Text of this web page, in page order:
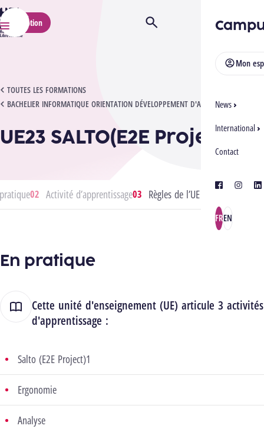
HELMo
Menu
Mon
News
International
Contact
facebook
FREN
Inscription Ouvrir/Fermer la recherche
TOUTES LES FORMATIONS
BACHELIER INFORMATIQUE ORIENTATION DÉVELOPPEMENT D'APPLICATIONS
UE23 SALTO(E2E PROJECTS)1
UE23 SALTO(E2E Projects)1
Activité d’apprentissage Règles de l’UE
En pratique
Cette unité d'enseignement (UE) articule 3 activités
d'apprentissage :
Salto (E2E Project)1
Ergonomie
Analyse